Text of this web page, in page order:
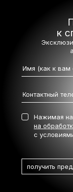
к
Нажимая
на
с